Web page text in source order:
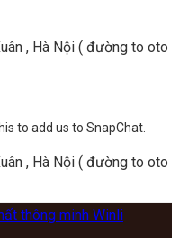
, Hà Nội ( đường to oto
to add us to SnapChat.
, Hà Nội ( đường to oto